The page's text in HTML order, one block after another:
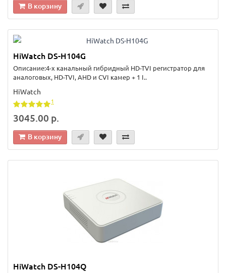
В корзину
HiWatch DS-H104G
Описание:4-х канальный гибридный HD-TVI регистратор для
аналоговых, HD-TVI, AHD и CVI камер + 1 I..
HiWatch
1
3045.00 р.
В корзину
HiWatch DS-H104Q